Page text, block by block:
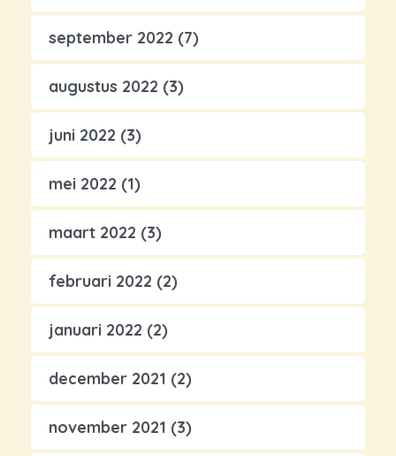
september 2022 (7)
augustus 2022 (3)
juni 2022 (3)
mei 2022 (1)
maart 2022 (3)
februari 2022 (2)
januari 2022 (2)
december 2021 (2)
november 2021 (3)